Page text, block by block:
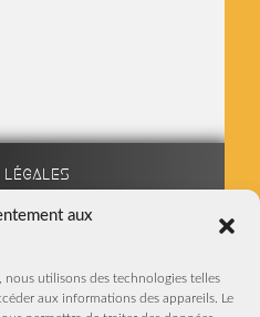
aux
nous utilisons des technologies telles
aux informations des appareils. Le
légales
Facebook